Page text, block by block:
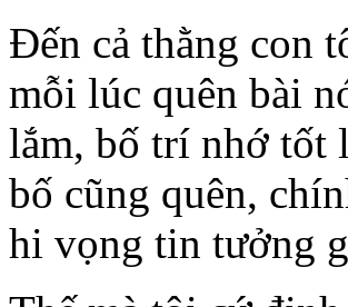
Đến cả thằng con
mỗi lúc quên bài
lắm, bố trí nhớ tốt
bố cũng quên,
hi vọng tin tưởng